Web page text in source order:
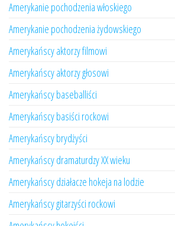
Amerykanie pochodzenia włoskiego
Amerykanie pochodzenia żydowskiego
Amerykańscy aktorzy filmowi
Amerykańscy aktorzy głosowi
Amerykańscy baseballiści
Amerykańscy basiści rockowi
Amerykańscy brydżyści
Amerykańscy dramaturdzy XX wieku
Amerykańscy działacze hokeja na lodzie
Amerykańscy gitarzyści rockowi